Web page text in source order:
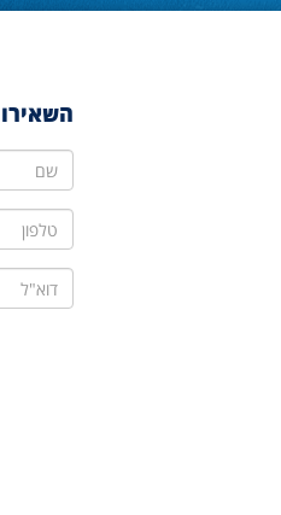
שם
טלפון
דוא"ל